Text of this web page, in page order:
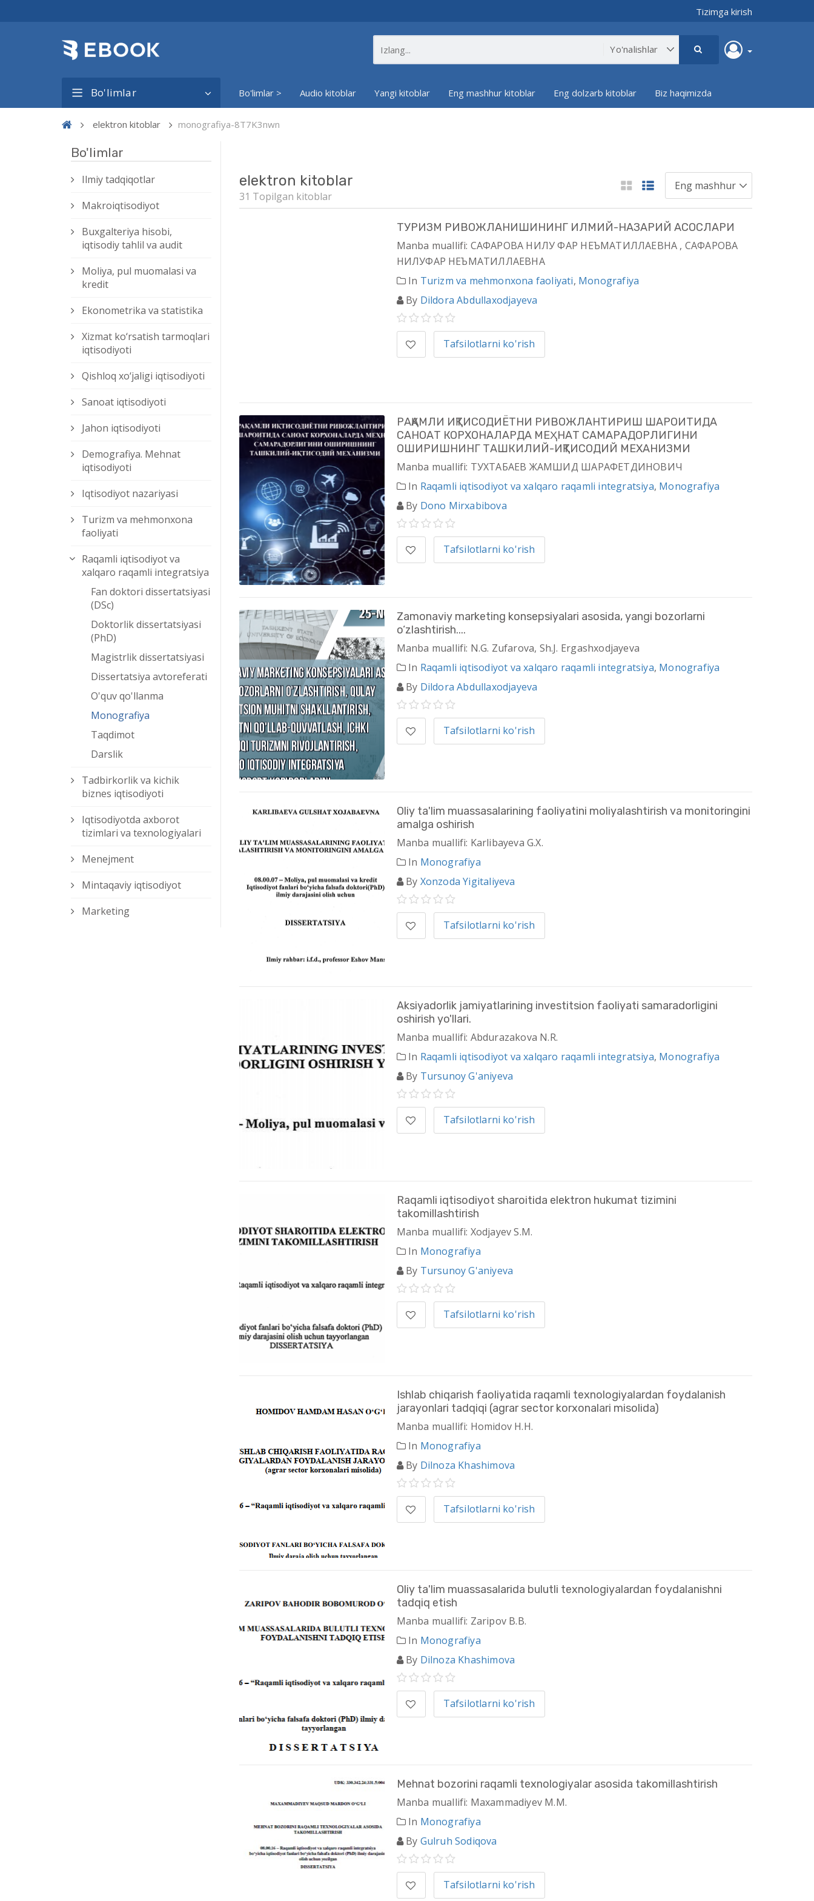
Tizimga kirish
Bo'limlar Bo'limlar > Audio kitoblar Yangi kitoblar Eng mashhur kitoblar Eng dolzarb kitoblar Biz haqimizda
elektron kitoblar monografiya-8T7K3nwn
Bo'limlar
Ilmiy tadqiqotlar
Makroiqtisodiyot
Buxgalteriya hisobi,
iqtisodiy tahlil va audit
Moliya, pul muomalasi va
kredit
Ekonometrika va statistika
Xizmat kо‘rsatish tarmoqlari
iqtisodiyoti
Qishloq xо‘jaligi iqtisodiyoti
Sanoat iqtisodiyoti
Jahon iqtisodiyoti
Demografiya. Mehnat
iqtisodiyoti
Iqtisodiyot nazariyasi
Turizm va mehmonxona
faoliyati
Raqamli iqtisodiyot va
xalqaro raqamli integratsiya
Fan doktori dissertatsiyasi
(DSc)
Doktorlik dissertatsiyasi
(PhD)
Magistrlik dissertatsiyasi
Dissertatsiya avtoreferati
O'quv qo'llanma
Monografiya
Taqdimot
Darslik
Tadbirkorlik va kichik
biznes iqtisodiyoti
Iqtisodiyotda axborot
tizimlari va texnologiyalari
Menejment
Mintaqaviy iqtisodiyot
Marketing
elektron kitoblar
31 Topilgan kitoblar
ТУРИЗМ РИВОЖЛАНИШИНИНГ ИЛМИЙ-НАЗАРИЙ АСОСЛАРИ
Manba muallifi: САФАРОВА НИЛУ ФАР НЕЪМАТИЛЛАЕВНА , САФАРОВА
НИЛУФАР НЕЪМАТИЛЛАЕВНА
In Turizm va mehmonxona faoliyati, Monografiya
By Dildora Abdullaxodjayeva
Tafsilotlarni ko'rish
РАҚАМЛИ ИҚТИСОДИЁТНИ РИВОЖЛАНТИРИШ ШАРОИТИДА
САНОАТ КОРХОНАЛАРДА МЕҲНАТ САМАРАДОРЛИГИНИ
ОШИРИШНИНГ ТАШКИЛИЙ-ИҚТИСОДИЙ МЕХАНИЗМИ
Manba muallifi: ТУХТАБАЕВ ЖАМШИД ШАРАФЕТДИНОВИЧ
In Raqamli iqtisodiyot va xalqaro raqamli integratsiya, Monografiya
By Dono Mirxabibova
Tafsilotlarni ko'rish
Zamonaviy marketing konsepsiyalari asosida, yangi bozorlarni
o‘zlashtirish....
Manba muallifi: N.G. Zufarova, Sh.J. Ergashxodjayeva
In Raqamli iqtisodiyot va xalqaro raqamli integratsiya, Monografiya
By Dildora Abdullaxodjayeva
Tafsilotlarni ko'rish
Oliy ta'lim muassasalarining faoliyatini moliyalashtirish va monitoringini
amalga oshirish
Manba muallifi: Karlibayeva G.X.
In Monografiya
By Xonzoda Yigitaliyeva
Tafsilotlarni ko'rish
Aksiyadorlik jamiyatlarining investitsion faoliyati samaradorligini
oshirish yo'llari.
Manba muallifi: Abdurazakova N.R.
In Raqamli iqtisodiyot va xalqaro raqamli integratsiya, Monografiya
By Tursunoy G'aniyeva
Tafsilotlarni ko'rish
Raqamli iqtisodiyot sharoitida elektron hukumat tizimini
takomillashtirish
Manba muallifi: Xodjayev S.M.
In Monografiya
By Tursunoy G'aniyeva
Tafsilotlarni ko'rish
Ishlab chiqarish faoliyatida raqamli texnologiyalardan foydalanish
jarayonlari tadqiqi (agrar sector korxonalari misolida)
Manba muallifi: Homidov H.H.
In Monografiya
By Dilnoza Khashimova
Tafsilotlarni ko'rish
Oliy ta'lim muassasalarida bulutli texnologiyalardan foydalanishni
tadqiq etish
Manba muallifi: Zaripov B.B.
In Monografiya
By Dilnoza Khashimova
Tafsilotlarni ko'rish
Mehnat bozorini raqamli texnologiyalar asosida takomillashtirish
Manba muallifi: Maxammadiyev M.M.
In Monografiya
By Gulruh Sodiqova
Tafsilotlarni ko'rish